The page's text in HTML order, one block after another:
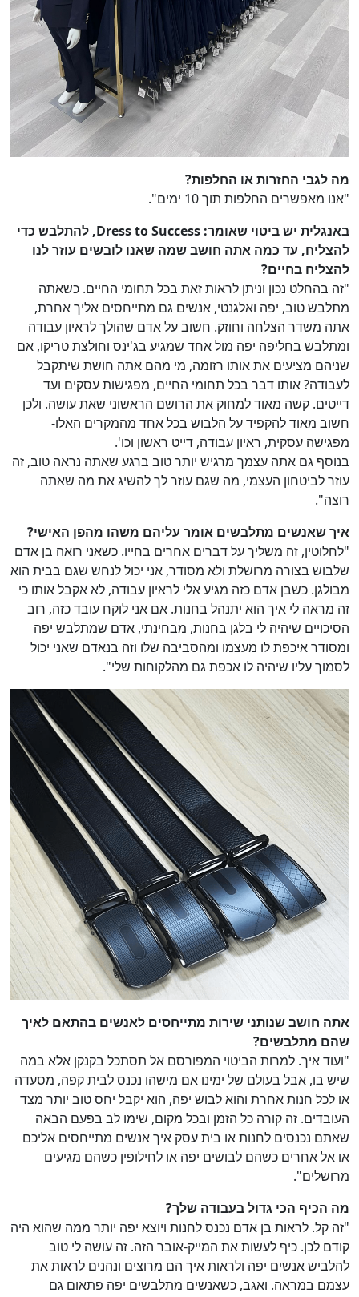
מה לגבי החזרות או החלפות?
"אנו מאפשרים החלפות תוך 10 ימים".
באנגלית יש ביטוי שאומר: Dress to Success, להתלבש כדי
להצליח, עד כמה אתה חושב שמה שאנו לובשים עוזר לנו
להצליח בחיים?
"זה בהחלט נכון וניתן לראות זאת בכל תחומי החיים. כשאתה
מתלבש טוב, יפה ואלגנטי, אנשים גם מתייחסים אליך אחרת,
אתה משדר הצלחה וחוזק. חשוב על אדם שהולך לראיון עבודה
ומתלבש בחליפה יפה מול אחד שמגיע בג'ינס וחולצת טריקו, אם
שניהם מציעים את אותו רזומה, מי מהם אתה חושת שיתקבל
לעבודה? אותו דבר בכל תחומי החיים, מפגישות עסקים ועד
דייטים. קשה מאוד למחוק את הרושם הראשוני שאת עושה. ולכן
חשוב מאוד להקפיד על הלבוש בכל אחד מהמקרים האלו-
מפגישה עסקית, ראיון עבודה, דייט ראשון וכו'.
בנוסף גם אתה עצמך מרגיש יותר טוב ברגע שאתה נראה טוב, זה
עוזר לביטחון העצמי, מה שגם עוזר לך להשיג את מה שאתה
רוצה".
איך שאנשים מתלבשים אומר עליהם משהו מהפן האישי?
"לחלוטין, זה משליך על דברים אחרים בחייו. כשאני רואה בן אדם
שלבוש בצורה מרושלת ולא מסודר, אני יכול לנחש שגם בבית הוא
מבולגן. כשבן אדם כזה מגיע אלי לראיון עבודה, לא אקבל אותו כי
זה מראה לי איך הוא יתנהל בחנות. אם אני לוקח עובד כזה, רוב
הסיכויים שיהיה לי בלגן בחנות, מבחינתי, אדם שמתלבש יפה
ומסודר איכפת לו מעצמו ומהסביבה שלו וזה בנאדם שאני יכול
לסמוך עליו שיהיה לו אכפת גם מהלקוחות שלי".
אתה חושב שנותני שירות מתייחסים לאנשים בהתאם לאיך
שהם מתלבשים?
"ועוד איך. למרות הביטוי המפורסם אל תסתכל בקנקן אלא במה
שיש בו, אבל בעולם של ימינו אם מישהו נכנס לבית קפה, מסעדה
או לכל חנות אחרת והוא לבוש יפה, הוא יקבל יחס טוב יותר מצד
העובדים. זה קורה כל הזמן ובכל מקום, שימו לב בפעם הבאה
שאתם נכנסים לחנות או בית עסק איך אנשים מתייחסים אליכם
או אל אחרים כשהם לבושים יפה או לחילופין כשהם מגיעים
מרושלים".
מה הכיף הכי גדול בעבודה שלך?
"זה קל. לראות בן אדם נכנס לחנות ויוצא יפה יותר ממה שהוא היה
קודם לכן. כיף לעשות את המייק-אובר הזה. זה עושה לי טוב
להלביש אנשים יפה ולראות איך הם מרוצים ונהנים לראות את
עצמם במראה. ואגב, כשאנשים מתלבשים יפה פתאום גם
100 %כן